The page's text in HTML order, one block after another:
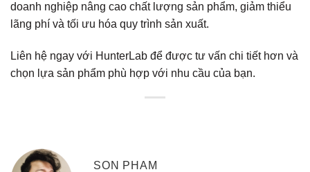
doanh nghiệp nâng cao chất lượng sản phẩm, giảm thiểu
lãng phí và tối ưu hóa quy trình sản xuất.
Liên hệ ngay với HunterLab để được tư vấn chi tiết hơn và
chọn lựa sản phẩm phù hợp với nhu cầu của bạn.
SON PHAM